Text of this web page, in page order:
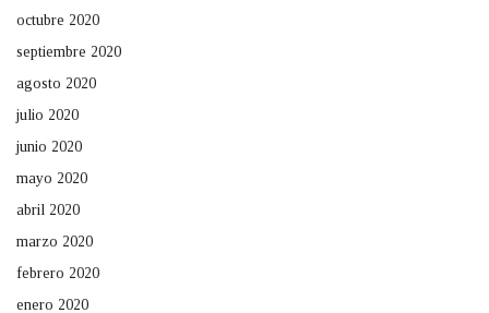
octubre 2020
septiembre 2020
agosto 2020
julio 2020
junio 2020
mayo 2020
abril 2020
marzo 2020
febrero 2020
enero 2020